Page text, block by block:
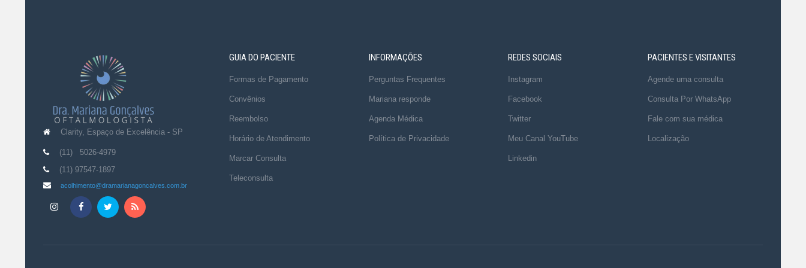
Clarity, Espaço de Excelência - SP
(11) 5026-4979
(11) 97547-1897
acolhimento@dramarianagoncalves.com.br
GUIA DO PACIENTE
Formas de Pagamento
Convênios
Reembolso
Horário de Atendimento
Marcar Consulta
Teleconsulta
INFORMAÇÕES
Perguntas Frequentes
Mariana responde
Agenda Médica
Política de Privacidade
REDES SOCIAIS
Instagram
Facebook
Twitter
Meu Canal YouTube
Linkedin
PACIENTES E VISITANTES
Agende uma consulta
Consulta Por WhatsApp
Fale com sua médica
Localização